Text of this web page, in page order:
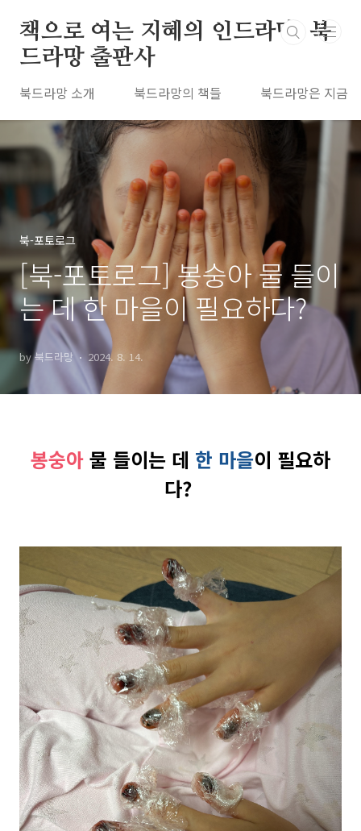
책으로 여는 지혜의 인드라망, 북
드라망 출판사
북드라망 소개 북드라망의 책들 북드라망은 지금
북-포토로그
[북-포토로그] 봉숭아 물 들이
는 데 한 마을이 필요하다?
by 북드라망 2024. 8. 14.
봉숭아 물 들이는 데 한 마을이 필요하
다?